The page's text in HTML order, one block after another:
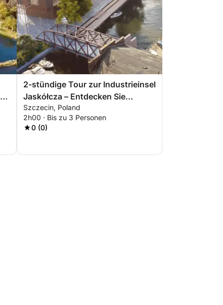
2-stündige Tour zur Industrieinsel
Jaskółcza – Entdecken Sie
Stettins vergessene Seite
Szczecin, Poland
2h00 · Bis zu 3 Personen
0 (0)